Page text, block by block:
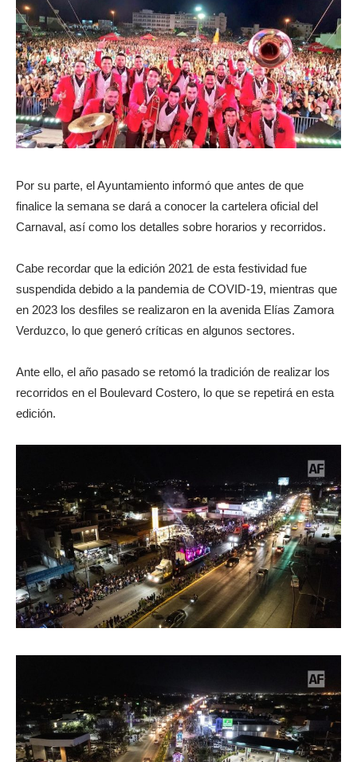
Por su parte, el Ayuntamiento informó que antes de que
finalice la semana se dará a conocer la cartelera oficial del
Carnaval, así como los detalles sobre horarios y recorridos.
Cabe recordar que la edición 2021 de esta festividad fue
suspendida debido a la pandemia de COVID-19, mientras que
en 2023 los desfiles se realizaron en la avenida Elías Zamora
Verduzco, lo que generó críticas en algunos sectores.
Ante ello, el año pasado se retomó la tradición de realizar los
recorridos en el Boulevard Costero, lo que se repetirá en esta
edición.